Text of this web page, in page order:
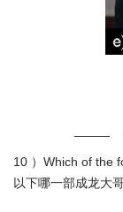
10 ）Which of the
以下哪一部成龙大